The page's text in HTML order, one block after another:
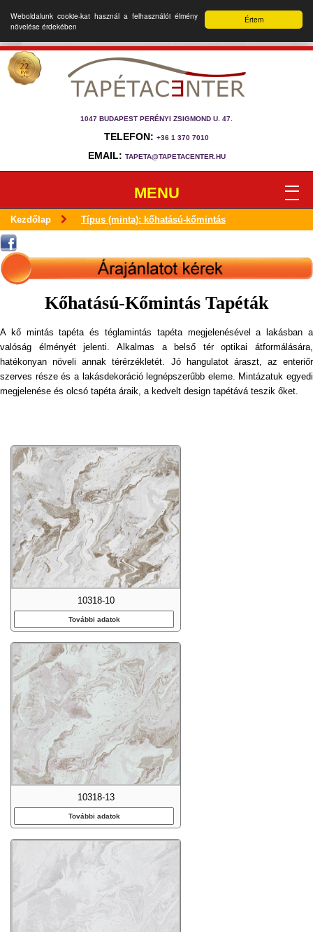
Értem
Weboldalunk cookie-kat használ a felhasználói élmény
növelése érdekében
1047 BUDAPEST PERÉNYI ZSIGMOND U. 47.
TELEFON: +36 1 370 7010
EMAIL: TAPETA@TAPETACENTER.HU
MENU
Kezdőlap Típus (minta): kőhatású-kőmintás
Kőhatású-Kőmintás Tapéták
A kő mintás tapéta és téglamintás tapéta megjelenésével a lakásban a
valóság élményét jelenti. Alkalmas a belső tér optikai átformálására,
hatékonyan növeli annak térérzékletét. Jó hangulatot áraszt, az enteriőr
szerves része és a lakásdekoráció legnépszerűbb eleme. Mintázatuk egyedi
megjelenése és olcsó tapéta áraik, a kedvelt design tapétává teszik őket.
10318-10
További adatok
10318-13
További adatok